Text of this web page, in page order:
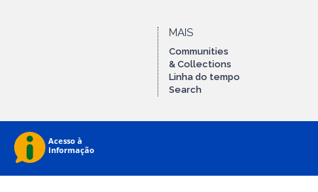
MAIS
Communities
& Collections
Linha do tempo
Search